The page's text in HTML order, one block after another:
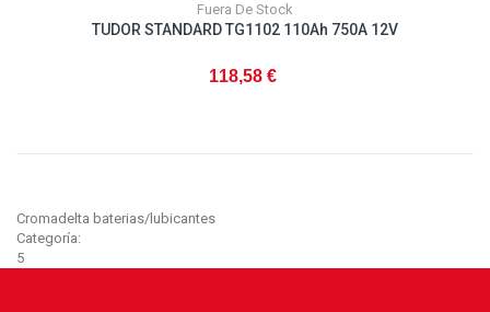
Fuera De Stock
TUDOR STANDARD TG1102 110Ah 750A 12V
118,58 €
Cromadelta baterias/lubicantes
Categoría:
5